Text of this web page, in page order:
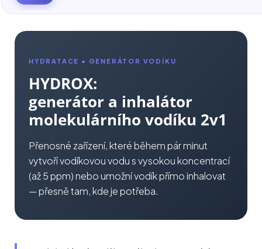
HYDRATACE • GENERÁTOR VODÍKU
HYDROX:
generátor a inhalátor
molekulárního vodíku 2v1
Přenosné zařízení, které během pár minut
vytvoří vodíkovou vodu s vysokou koncentrací
(až 5 ppm) nebo umožní vodík přímo inhalovat
— přesně tam, kde je potřeba.